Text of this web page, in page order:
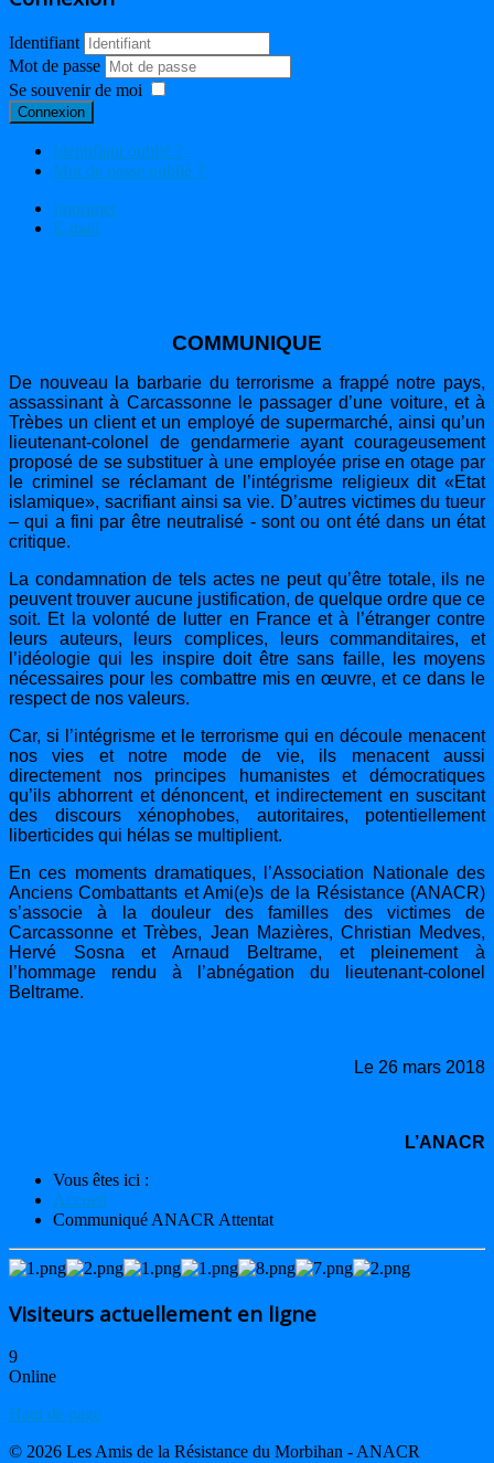
Identifiant
Mot de passe
Se souvenir de moi
Connexion
Identifiant oublié ?
Mot de passe oublié ?
Imprimer
E-mail
COMMUNIQUE
De nouveau la barbarie du terrorisme a frappé notre pays,
assassinant à Carcassonne le passager d’une voiture, et à
Trèbes un client et un employé de supermarché, ainsi qu’un
lieutenant-colonel de gendarmerie ayant courageusement
proposé de se substituer à une employée prise en otage par
le criminel se réclamant de l’intégrisme religieux dit «Etat
islamique», sacrifiant ainsi sa vie. D’autres victimes du tueur
– qui a fini par être neutralisé - sont ou ont été dans un état
critique.
La condamnation de tels actes ne peut qu’être totale, ils ne
peuvent trouver aucune justification, de quelque ordre que ce
soit. Et la volonté de lutter en France et à l’étranger contre
leurs auteurs, leurs complices, leurs commanditaires, et
l’idéologie qui les inspire doit être sans faille, les moyens
nécessaires pour les combattre mis en œuvre, et ce dans le
respect de nos valeurs.
Car, si l’intégrisme et le terrorisme qui en découle menacent
nos vies et notre mode de vie, ils menacent aussi
directement nos principes humanistes et démocratiques
qu’ils abhorrent et dénoncent, et indirectement en suscitant
des discours xénophobes, autoritaires, potentiellement
liberticides qui hélas se multiplient.
En ces moments dramatiques, l’Association Nationale des
Anciens Combattants et Ami(e)s de la Résistance (ANACR)
s’associe à la douleur des familles des victimes de
Carcassonne et Trèbes, Jean Mazières, Christian Medves,
Hervé Sosna et Arnaud Beltrame, et pleinement à
l’hommage rendu à l’abnégation du lieutenant-colonel
Beltrame.
Le 26 mars 2018
L’ANACR
Vous êtes ici :
Accueil
Communiqué ANACR Attentat
Visiteurs actuellement en ligne
9
Online
Haut de page
© 2026 Les Amis de la Résistance du Morbihan - ANACR